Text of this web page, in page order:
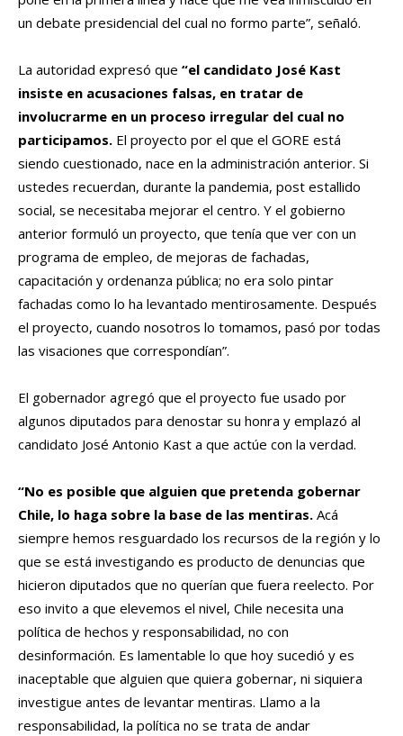
un debate presidencial del cual no formo parte”, señaló.
La autoridad expresó que “el candidato José Kast
insiste en acusaciones falsas, en tratar de
involucrarme en un proceso irregular del cual no
participamos. El proyecto por el que el GORE está
siendo cuestionado, nace en la administración anterior. Si
ustedes recuerdan, durante la pandemia, post estallido
social, se necesitaba mejorar el centro. Y el gobierno
anterior formuló un proyecto, que tenía que ver con un
programa de empleo, de mejoras de fachadas,
capacitación y ordenanza pública; no era solo pintar
fachadas como lo ha levantado mentirosamente. Después
el proyecto, cuando nosotros lo tomamos, pasó por todas
las visaciones que correspondían”.
El gobernador agregó que el proyecto fue usado por
algunos diputados para denostar su honra y emplazó al
candidato José Antonio Kast a que actúe con la verdad.
“No es posible que alguien que pretenda gobernar
Chile, lo haga sobre la base de las mentiras. Acá
siempre hemos resguardado los recursos de la región y lo
que se está investigando es producto de denuncias que
hicieron diputados que no querían que fuera reelecto. Por
eso invito a que elevemos el nivel, Chile necesita una
política de hechos y responsabilidad, no con
desinformación. Es lamentable lo que hoy sucedió y es
inaceptable que alguien que quiera gobernar, ni siquiera
investigue antes de levantar mentiras. Llamo a la
responsabilidad, la política no se trata de andar